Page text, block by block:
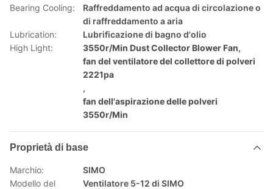
Bearing Cooling:
Raffreddamento ad acqua di circolazione o
di raffreddamento a aria
Lubrication:
Lubrificazione di bagno d'olio
High Light:
3550r/Min Dust Collector Blower Fan,
fan del ventilatore del collettore di polveri
2221pa
,
fan dell'aspirazione delle polveri
3550r/Min
Proprietà di base
Marchio:
SIMO
Modello del
Ventilatore 5-12 di SIMO